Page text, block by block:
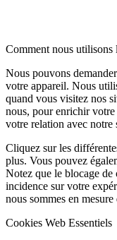
Comment nous utilisons
Nous pouvons
votre appareil. Nous
quand vous visitez nos
nous, pour enrichir
votre relation avec notre
Cliquez sur les
plus. Vous pouvez
Notez que le blocage de
incidence sur votre
nous sommes en mesure
Cookies Web Essentiels